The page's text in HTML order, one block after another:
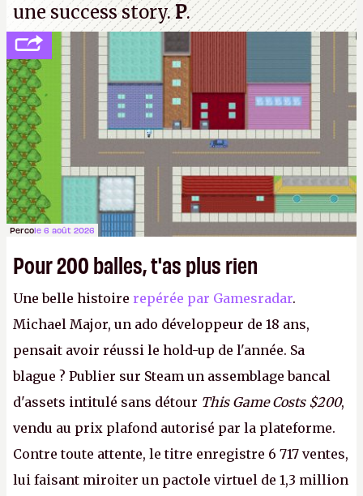
une success story.P.
Percole 6 août 2026
Pour 200 balles, t'as plus rien
Une belle histoire repérée par Gamesradar.
Michael Major, un ado développeur de 18 ans,
pensait avoir réussi le hold-up de l'année. Sa
blague ? Publier sur Steam un assemblage bancal
d'assets intitulé sans détour This Game Costs $200,
vendu au prix plafond autorisé par la plateforme.
Contre toute attente, le titre enregistre 6 717 ventes,
lui faisant miroiter un pactole virtuel de 1,3 million